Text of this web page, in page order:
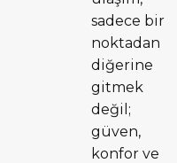
sadece bir
noktadan
diğerine
gitmek
değil;
güven,
konfor ve